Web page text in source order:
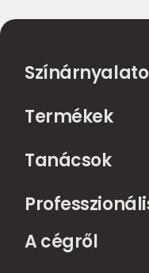
Termékek
Tanácsok
A cégről